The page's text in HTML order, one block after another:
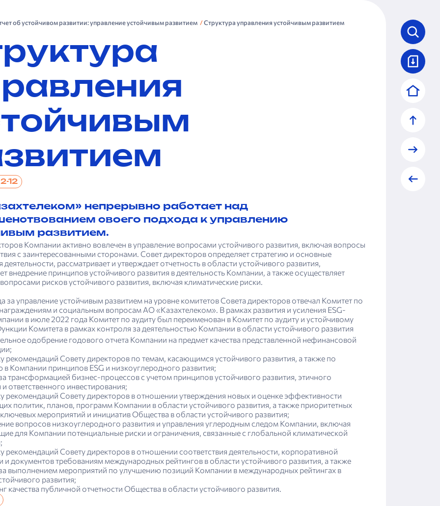
об устойчивом развитии: управление устойчивым развитием Структура управления устойчивым развитием
12
непрерывно работает над
своего подхода к управлению
развитием.
Компании активно вовлечен в управление вопросами устойчивого развития, включая вопросы
с заинтересованными сторонами. Совет директоров определяет стратегию и основные
деятельности, рассматривает и утверждает отчетность в области устойчивого развития,
внедрение принципов устойчивого развития в деятельность Компании, а также осуществляет
рисков устойчивого развития, включая климатические риски.
за управление устойчивым развитием на уровне комитетов Совета директоров отвечал Комитет по
и социальным вопросам АО «Казахтелеком». В рамках развития и усиления ESG-
в июле 2022 года Комитет по аудиту был переименован в Комитет по аудиту и устойчивому
Комитета в рамках контроля за деятельностью Компании в области устойчивого развития
одобрение годового отчета Компании на предмет качества представленной нефинансовой
рекомендаций Совету директоров по темам, касающимся устойчивого развития, а также по
в Компании принципов ESG и низкоуглеродного развития;
трансформацией бизнес-процессов с учетом принципов устойчивого развития, этичного
ответственного инвестирования;
рекомендаций Совету директоров в отношении утверждения новых и оценке эффективности
политик, планов, программ Компании в области устойчивого развития, а также приоритетных
мероприятий и инициатив Общества в области устойчивого развития;
вопросов низкоуглеродного развития и управления углеродным следом Компании, включая
для Компании потенциальные риски и ограничения, связанные с глобальной климатической
рекомендаций Совету директоров в отношении соответствия деятельности, корпоративной
и документов требованиям международных рейтингов в области устойчивого развития, а также
выполнением мероприятий по улучшению позиций Компании в международных рейтингах в
развития;
качества публичной отчетности Общества в области устойчивого развития.